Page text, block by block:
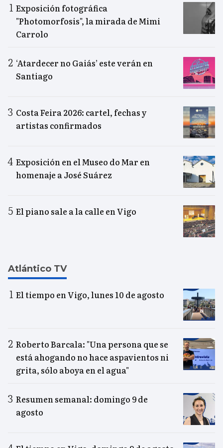
Exposición fotográfica
"Photomorfosis", la mirada de Mimi
Carrolo
‘Atardecer no Gaiás’ este verán en
Santiago
Costa Feira 2026: cartel, fechas y
artistas confirmados
Exposición en el Museo do Mar en
homenaje a José Suárez
El piano sale a la calle en Vigo
Atlántico TV
El tiempo en Vigo, lunes 10 de agosto
Roberto Barcala: "Una persona que se
está ahogando no hace aspavientos ni
grita, sólo aboya en el agua"
Resumen semanal: domingo 9 de
agosto